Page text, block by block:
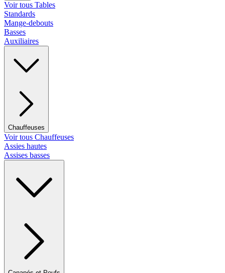
Voir tous Tables
Standards
Mange-debouts
Basses
Auxiliaires
Chauffeuses
Voir tous Chauffeuses
Assies hautes
Assises basses